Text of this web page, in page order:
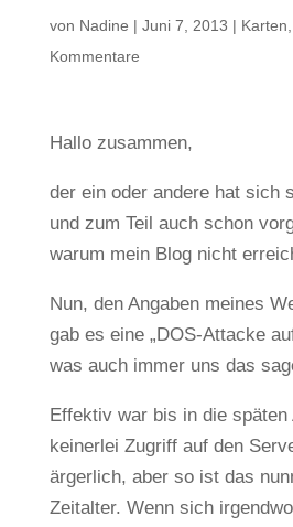
von Nadine | Juni 7, 2013 | Karten
Kommentare
Hallo zusammen,
der ein oder andere hat sich
und zum Teil auch schon
warum mein Blog nicht
Nun, den Angaben meines
gab es eine „DOS-Attacke
was auch immer uns das
Effektiv war bis in die späten
keinerlei Zugriff auf den
ärgerlich, aber so ist das
Zeitalter. Wenn sich